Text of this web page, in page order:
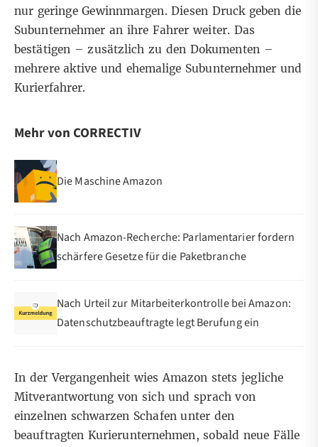
nur geringe Gewinnmargen. Diesen Druck geben die
Subunternehmer an ihre Fahrer weiter. Das
bestätigen – zusätzlich zu den Dokumenten –
mehrere aktive und ehemalige Subunternehmer und
Kurierfahrer.
Mehr von CORRECTIV
Die Maschine Amazon
Nach Amazon-Recherche: Parlamentarier fordern
schärfere Gesetze für die Paketbranche
Nach Urteil zur Mitarbeiterkontrolle bei Amazon:
Datenschutzbeauftragte legt Berufung ein
In der Vergangenheit wies Amazon stets jegliche
Mitverantwortung von sich und sprach von
einzelnen schwarzen Schafen unter den
beauftragten Kurierunternehmen, sobald neue Fälle